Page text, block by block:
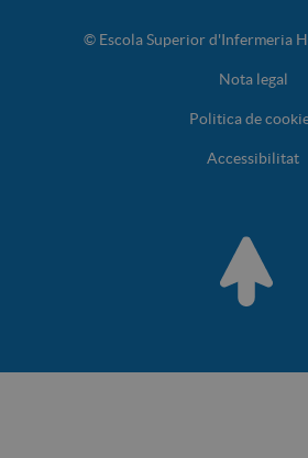
© Escola Superior d'Infermeria
Nota legal
Politica de
Accessibilitat